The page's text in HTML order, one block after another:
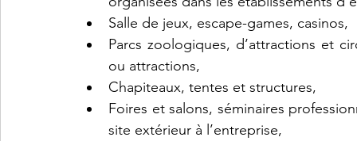
Salle de jeux, escape-games, casinos,
Parcs zoologiques, d’attractions et
ou attractions,
Chapiteaux, tentes et structures,
Foires et salons, séminaires
site extérieur à l’entreprise,